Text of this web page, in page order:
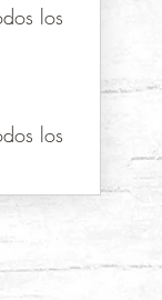
los
los